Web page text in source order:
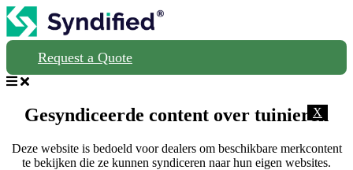
Request a Quote
X
Gesyndiceerde content over tuinieren
Deze website is bedoeld voor dealers om beschikbare merkcontent
te bekijken die ze kunnen syndiceren naar hun eigen websites.